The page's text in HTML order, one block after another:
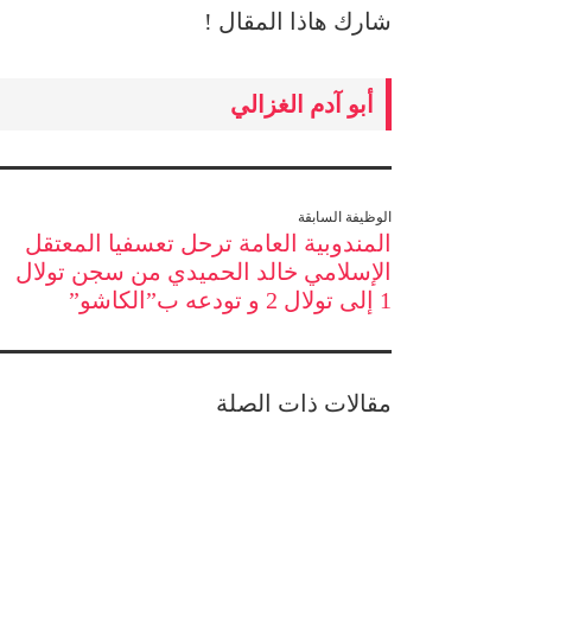
شارك هاذا المقال !
أبو آدم الغزالي
الوظيفة السابقة
المندوبية العامة ترحل تعسفيا المعتقل
الإسلامي خالد الحميدي من سجن تولال
1 إلى تولال 2 و تودعه ب”الكاشو”
مقالات ذات الصلة